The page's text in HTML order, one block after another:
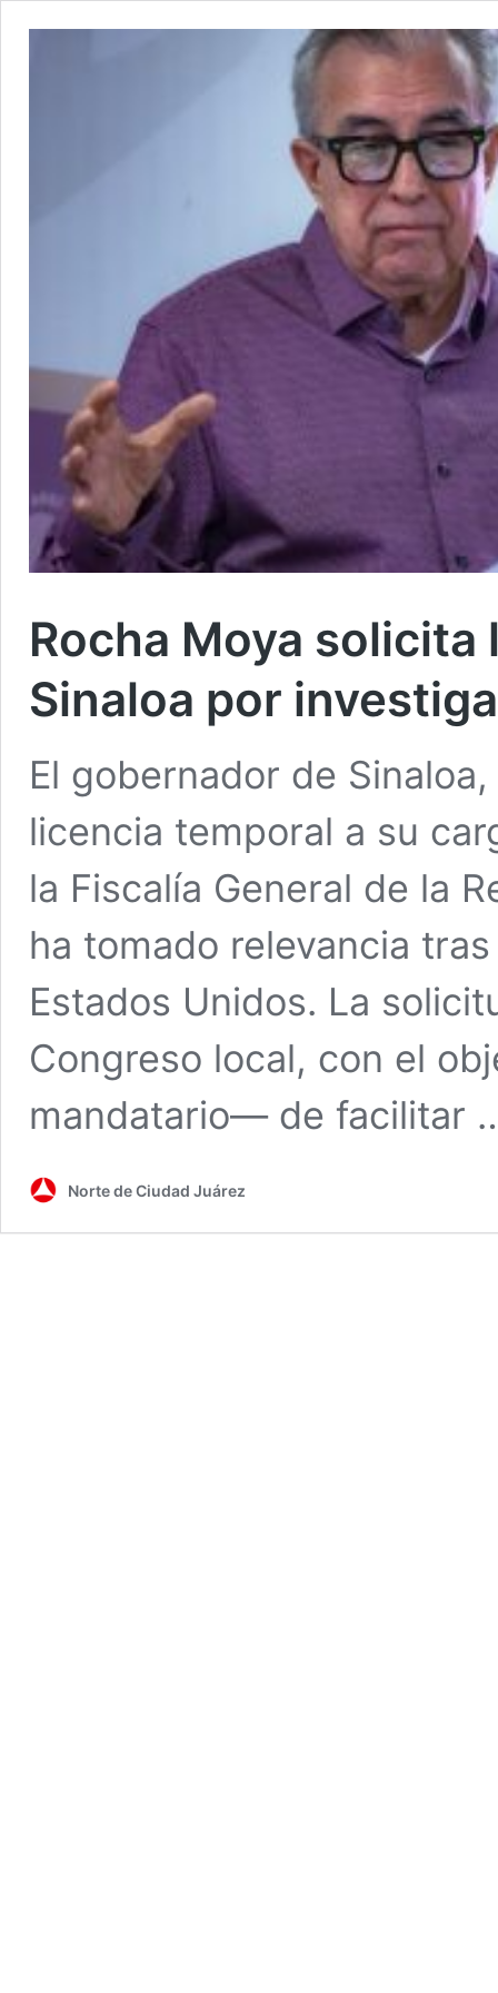
Rocha Moya
Sinaloa por
El gobernador de
licencia temporal a su
la Fiscalía General de la
ha tomado relevancia
Estados Unidos. La
Congreso local, con el
mandatario— de facilitar
Norte de Ciudad Juárez